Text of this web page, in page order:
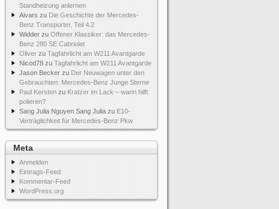
Standheizung anlernen
Aivars zu Die Geschichte der Mercedes-
Benz Transporter, Teil 4.2
Widder zu Offener Klassiker: das Mercedes-
Benz 280 SE Cabriolet
Oliver zu Tagfahrlicht am W211 Avantgarde
Nicod78 zu Tagfahrlicht am W211 Avantgarde
Jason Becker zu Der Neuwagen unter den
Gebrauchten: Mercedes-Benz Junge Sterne
Paul Kersten zu Kratzer im Lack – wann hilft
polieren?
Sang Julia Nguyen Sang Julia zu E10-
Verträglichkeit für Mercedes-Benz Pkw
Meta
Anmelden
Eintrags-Feed
Kommentar-Feed
WordPress.org